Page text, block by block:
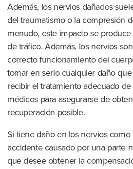
Además, los nervios dañados
del traumatismo o la compresión
menudo, este impacto se
de tráfico. Además, los nervios
correcto funcionamiento del
tomar en serio cualquier daño
recibir el tratamiento adecuado
médicos para asegurarse de
recuperación posible.
Si tiene daño en los nervios
accidente causado por una parte
que desee obtener la